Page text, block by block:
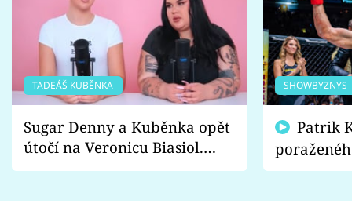
TADEÁŠ KUBĚNKA
Sugar Denny a Kuběnka opět
útočí na Veronicu Biasiol.
Proč je podle nich falešná a
SHOWBYZNYS
fanoušci